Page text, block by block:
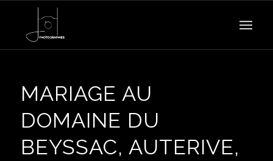
MARIAGE AU
DOMAINE DU
BEYSSAC, AUTERIVE,